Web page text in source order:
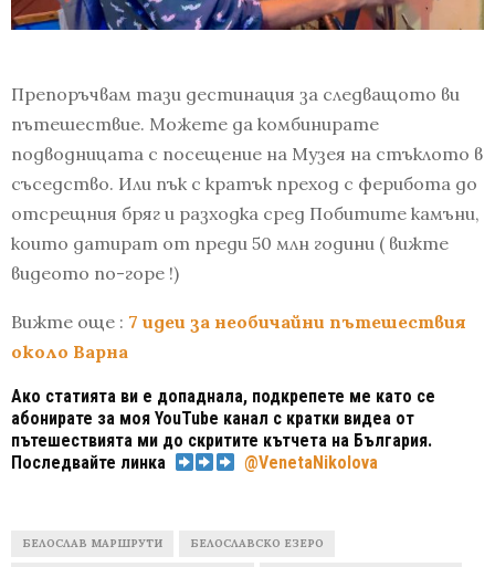
Препоръчвам тази дестинация за следващото ви
пътешествие. Можете да комбинирате
подводницата с посещение на Музея на стъклото в
съседство. Или пък с кратък преход с ферибота до
отсрещния бряг и разходка сред Побитите камъни,
които датират от преди 50 млн години ( вижте
видеото по-горе !)
Вижте още : 7 идеи за необичайни пътешествия
около Варна
Ако статията ви е допаднала, подкрепете ме като се
абонирате за моя YouTube канал с кратки видеа от
пътешествията ми до скритите кътчета на България.
Последвайте линка
@VenetaNikolova
БЕЛОСЛАВ МАРШРУТИ БЕЛОСЛАВСКО ЕЗЕРО